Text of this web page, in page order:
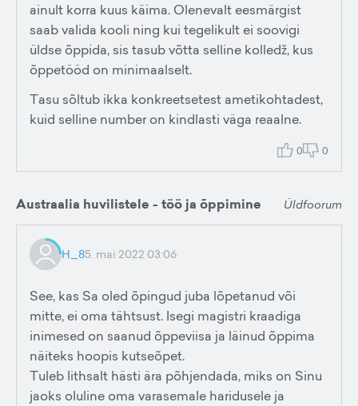
ainult korra kuus käima. Olenevalt eesmärgist
saab valida kooli ning kui tegelikult ei soovigi
üldse õppida, sis tasub võtta selline kolledž, kus
õppetööd on minimaalselt.
Tasu sõltub ikka konkreetsetest ametikohtadest,
kuid selline number on kindlasti väga reaalne.
0 0
Austraalia huvilistele - töö ja õppimine Üldfoorum
H_85. mai 2022 03:06
See, kas Sa oled õpingud juba lõpetanud või
mitte, ei oma tähtsust. Isegi magistri kraadiga
inimesed on saanud õppeviisa ja läinud õppima
näiteks hoopis kutseõpet.
Tuleb lithsalt hästi ära põhjendada, miks on Sinu
jaoks oluline oma varasemale haridusele ja